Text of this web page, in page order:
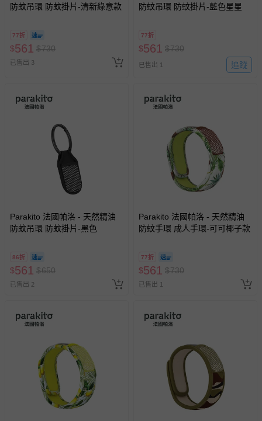
防蚊吊環 防蚊掛片-清新綠意款
77折
$561 $730
已售出 3
防蚊吊環 防蚊掛片-藍色星星
77折
$561 $730
已售出 1 追蹤
Parakito 法國帕洛 - 天然精油
防蚊吊環 防蚊掛片-黑色
86折
$561 $650
已售出 2
Parakito 法國帕洛 - 天然精油
防蚊手環 成人手環-可可椰子款
77折
$561 $730
已售出 1